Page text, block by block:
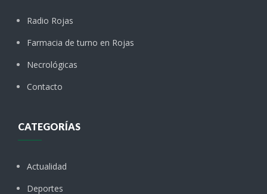
Radio Rojas
Farmacia de turno en Rojas
Necrológicas
Contacto
CATEGORÍAS
Actualidad
Deportes